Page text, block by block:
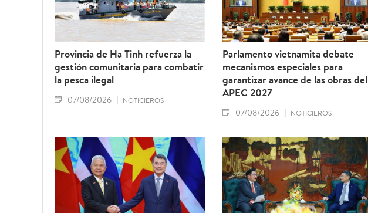
Provincia de Ha Tinh refuerza la
gestión comunitaria para combatir
la pesca ilegal
07/08/2026 NOTICIEROS
Parlamento vietnamita debate
mecanismos especiales para
garantizar avance de las obras del
APEC 2027
07/08/2026 NOTICIEROS